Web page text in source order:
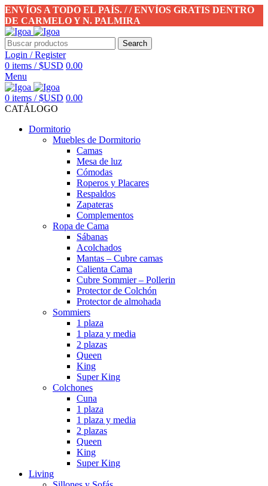
ENVÍOS A TODO EL PAÍS. / / ENVÍOS GRATIS DENTRO
DE CARMELO Y N. PALMIRA
Search
Login / Register
0 items / $USD 0.00
Menu
0 items / $USD 0.00
CATÁLOGO
Dormitorio
Muebles de Dormitorio
Camas
Mesa de luz
Cómodas
Roperos y Placares
Respaldos
Zapateras
Complementos
Ropa de Cama
Sábanas
Acolchados
Mantas – Cubre camas
Calienta Cama
Cubre Sommier – Pollerin
Protector de Colchón
Protector de almohada
Sommiers
1 plaza
1 plaza y media
2 plazas
Queen
King
Super King
Colchones
Cuna
1 plaza
1 plaza y media
2 plazas
Queen
King
Super King
Living